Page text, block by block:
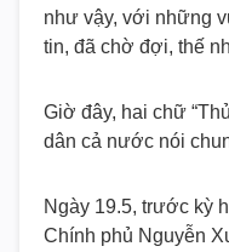
như vậy, với những
tin, đã chờ đợi, thế
Giờ đây, hai chữ
dân cả nước nói
Ngày 19.5, trước kỳ
Chính phủ Nguyễn